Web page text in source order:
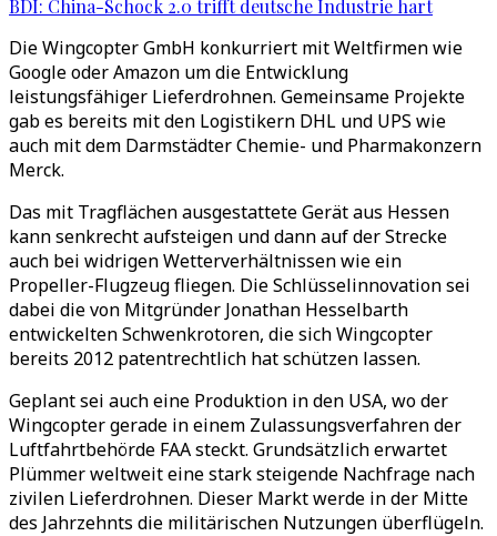
BDI: China-Schock 2.0 trifft deutsche Industrie hart
Die Wingcopter GmbH konkurriert mit Weltfirmen wie
Google oder Amazon um die Entwicklung
leistungsfähiger Lieferdrohnen. Gemeinsame Projekte
gab es bereits mit den Logistikern DHL und UPS wie
auch mit dem Darmstädter Chemie- und Pharmakonzern
Merck.
Das mit Tragflächen ausgestattete Gerät aus Hessen
kann senkrecht aufsteigen und dann auf der Strecke
auch bei widrigen Wetterverhältnissen wie ein
Propeller-Flugzeug fliegen. Die Schlüsselinnovation sei
dabei die von Mitgründer Jonathan Hesselbarth
entwickelten Schwenkrotoren, die sich Wingcopter
bereits 2012 patentrechtlich hat schützen lassen.
Geplant sei auch eine Produktion in den USA, wo der
Wingcopter gerade in einem Zulassungsverfahren der
Luftfahrtbehörde FAA steckt. Grundsätzlich erwartet
Plümmer weltweit eine stark steigende Nachfrage nach
zivilen Lieferdrohnen. Dieser Markt werde in der Mitte
des Jahrzehnts die militärischen Nutzungen überflügeln.